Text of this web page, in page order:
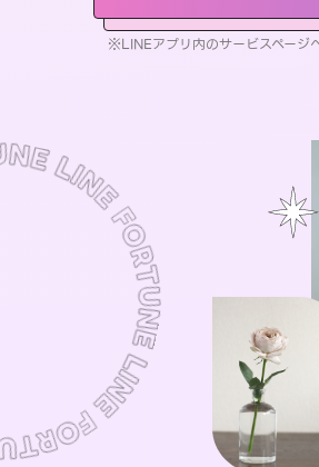
※LINEアプリ内のサービスページ